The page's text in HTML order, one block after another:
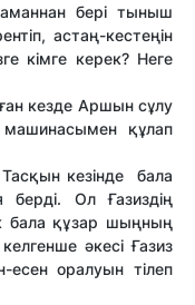
бері тыныш
астаң-кестеңін
кімге керек? Неге
кезде Аршын сұлу
құлап
кезінде бала
Ол Ғазиздің
бала құзар шыңның
әкесі Ғазиз
оралуын тілеп